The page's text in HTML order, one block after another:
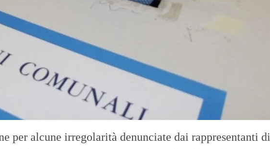
per alcune irregolarità denunciate dai rappresentanti di